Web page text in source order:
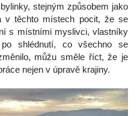
stejným způsobem jako
v těchto místech pocit, že se
s místními myslivci, vlastníky
shlédnutí, co všechno se
můžu směle říct, že je
nejen v úpravě krajiny.